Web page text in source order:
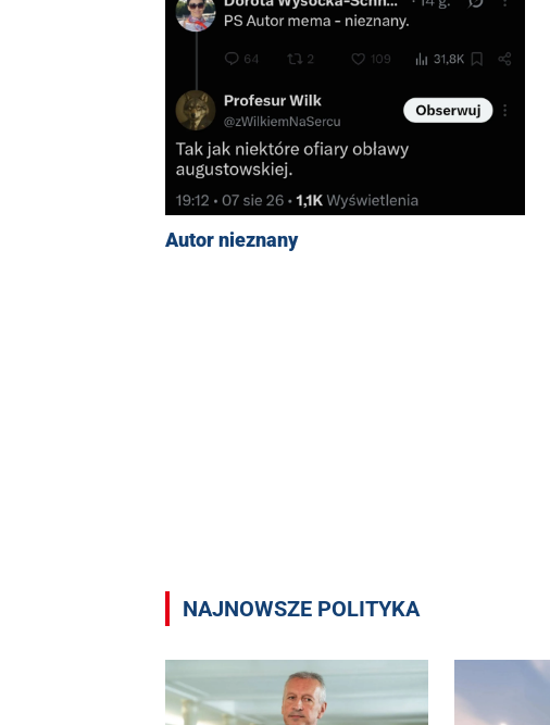
Autor nieznany
NAJNOWSZE POLITYKA